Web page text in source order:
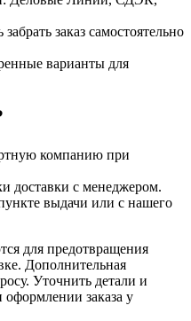
заказ самостоятельно
варианты для
компанию при
доставки с менеджером.
выдачи или с нашего
для предотвращения
Дополнительная
Уточнить детали и
оформлении заказа у